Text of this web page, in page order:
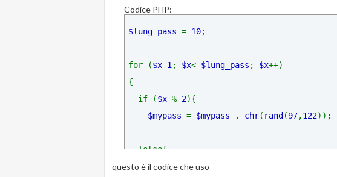
Codice PHP:
$lung_pass = 10
for ($x=1 ; $x<=$lung_pass ; $x
  if (
$x % 2
$mypass = $mypass . chr( rand (97,122
$mypass = $mypass
questo è il codice che uso